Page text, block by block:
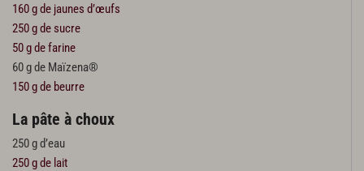
160 g de jaunes d’œufs
250 g de sucre
50 g de farine
60 g de Maïzena®
150 g de beurre
La pâte à choux
250 g d’eau
250 g de lait